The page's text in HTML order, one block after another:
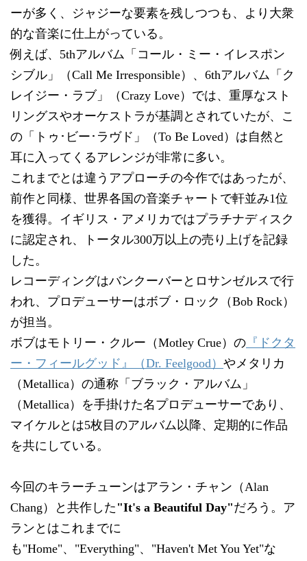
ーが多く、ジャジーな要素を残しつつも、より大衆
的な音楽に仕上がっている。
例えば、5thアルバム「コール・ミー・イレスポン
シブル」（Call Me Irresponsible）、6thアルバム「ク
レイジー・ラブ」（Crazy Love）では、重厚なスト
リングスやオーケストラが基調とされていたが、こ
の「トゥ･ビー･ラヴド」（To Be Loved）は自然と
耳に入ってくるアレンジが非常に多い。
これまでとは違うアプローチの今作ではあったが、
前作と同様、世界各国の音楽チャートで軒並み1位
を獲得。イギリス・アメリカではプラチナディスク
に認定され、トータル300万以上の売り上げを記録
した。
レコーディングはバンクーバーとロサンゼルスで行
われ、プロデューサーはボブ・ロック（Bob Rock）
が担当。
ボブはモトリー・クルー（Motley Crue）の 『ドクタ
ー・フィールグッド』（Dr. Feelgood） やメタリカ
（Metallica）の通称「ブラック・アルバム」
（Metallica）を手掛けた名プロデューサーであり、
マイケルとは5枚目のアルバム以降、定期的に作品
を共にしている。
今回のキラーチューンはアラン・チャン（Alan
Chang）と共作した "It's a Beautiful Day"だろう。ア
ランとはこれまでに
も"Home"、"Everything"、"Haven't Met You Yet"な